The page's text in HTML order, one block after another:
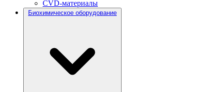
CVD-материалы
Биохимическое оборудование